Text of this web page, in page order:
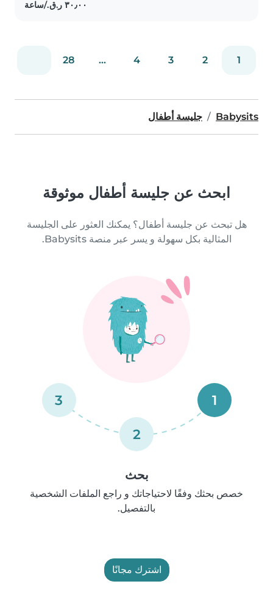
1
2
3
4
...
28
Babysits جليسة أطفال
ابحث عن جليسة أطفال موثوقة
هل تبحث عن جليسة أطفال؟ يمكنك العثور على الجليسة
المثالية بكل سهولة و يسر عبر منصة Babysits.
1
2
3
بحث
خصص بحثك وفقًا لاحتياجاتك و راجع الملفات الشخصية
بالتفصيل.
اشترك مجانًا